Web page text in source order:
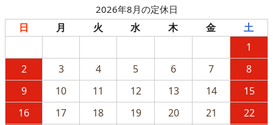
2026年8月の定休日
日 月 火 水 木 金
土
1
2
3 4 5 6 7
8
9
10 11 12 13 14
15
16
17 18 19 20 21
22